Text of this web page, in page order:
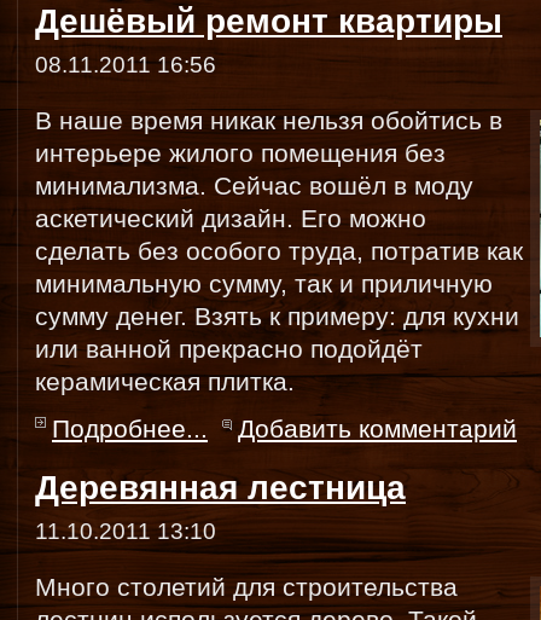
Дешёвый ремонт квартиры
08.11.2011 16:56
В наше время никак нельзя обойтись в
интерьере жилого помещения без
минимализма. Сейчас вошёл в моду
аскетический дизайн. Его можно
сделать без особого труда, потратив как
минимальную сумму, так и приличную
сумму денег. Взять к примеру: для кухни
или ванной прекрасно подойдёт
керамическая плитка.
Подробнее...
Добавить комментарий
Деревянная лестница
11.10.2011 13:10
Много столетий для строительства